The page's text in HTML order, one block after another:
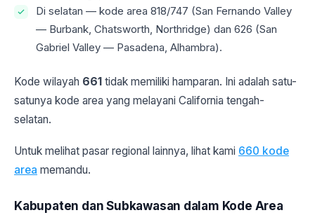
Di selatan — kode area 818/747 (San Fernando Valley
— Burbank, Chatsworth, Northridge) dan 626 (San
Gabriel Valley — Pasadena, Alhambra).
Kode wilayah 661 tidak memiliki hamparan. Ini adalah satu-
satunya kode area yang melayani California tengah-
selatan.
Untuk melihat pasar regional lainnya, lihat kami 660 kode
area memandu.
Kabupaten dan Subkawasan dalam Kode Area